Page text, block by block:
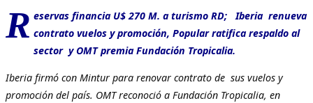
R eservas financia U$ 270 M. a turismo RD; Iberia renueva
contrato vuelos y promoción, Popular ratifica respaldo al
sector y OMT premia Fundación Tropicalia.
Iberia firmó con Mintur para renovar contrato de sus vuelos y
promoción del país. OMT reconoció a Fundación Tropicalia, en